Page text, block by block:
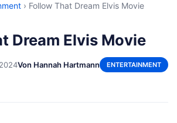
› Follow That Dream Elvis Movie
Dream Elvis Movie
Von Hannah Hartmann ENTERTAINMENT